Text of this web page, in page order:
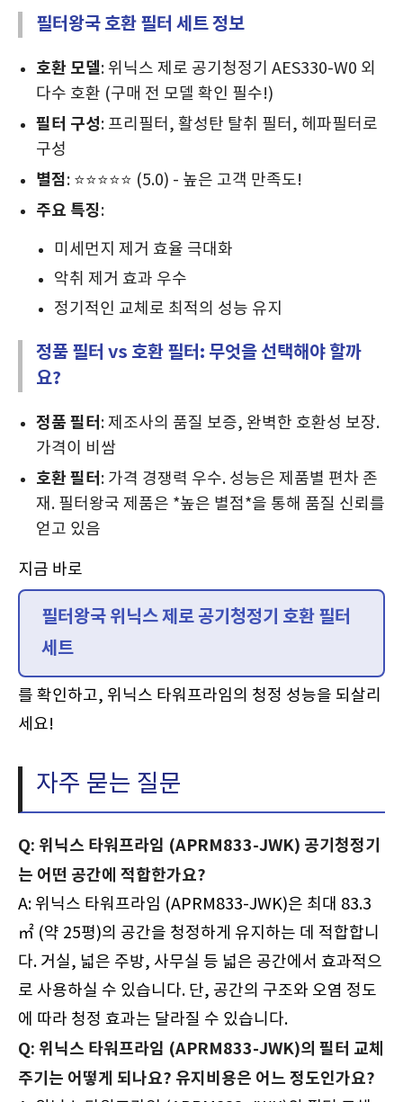
필터왕국 호환 필터 세트 정보
호환 모델: 위닉스 제로 공기청정기 AES330-W0 외
다수 호환 (구매 전 모델 확인 필수!)
필터 구성: 프리필터, 활성탄 탈취 필터, 헤파필터로
구성
별점: ⭐⭐⭐⭐⭐ (5.0) - 높은 고객 만족도!
주요 특징:
미세먼지 제거 효율 극대화
악취 제거 효과 우수
정기적인 교체로 최적의 성능 유지
정품 필터 vs 호환 필터: 무엇을 선택해야 할까
요?
정품 필터 : 제조사의 품질 보증, 완벽한 호환성 보장.
가격이 비쌈
호환 필터 : 가격 경쟁력 우수. 성능은 제품별 편차 존
재. 필터왕국 제품은 *높은 별점*을 통해 품질 신뢰를
얻고 있음
지금 바로
필터왕국 위닉스 제로 공기청정기 호환 필터
세트
를 확인하고, 위닉스 타워프라임의 청정 성능을 되살리
세요!
자주 묻는 질문
Q: 위닉스 타워프라임 (APRM833-JWK) 공기청정기
는 어떤 공간에 적합한가요?
A: 위닉스 타워프라임 (APRM833-JWK)은 최대 83.3
㎡ (약 25평)의 공간을 청정하게 유지하는 데 적합합니
다. 거실, 넓은 주방, 사무실 등 넓은 공간에서 효과적으
로 사용하실 수 있습니다. 단, 공간의 구조와 오염 정도
에 따라 청정 효과는 달라질 수 있습니다.
Q: 위닉스 타워프라임 (APRM833-JWK)의 필터 교체
주기는 어떻게 되나요? 유지비용은 어느 정도인가요?